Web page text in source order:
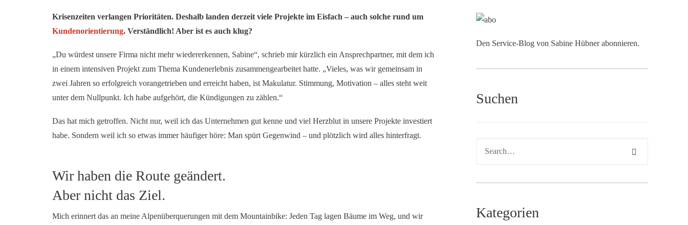
Krisenzeiten verlangen Prioritäten. Deshalb landen derzeit viele Projekte im Eisfach – auch solche rund um
Kundenorientierung. Verständlich! Aber ist es auch klug?
„Du würdest unsere Firma nicht mehr wiedererkennen, Sabine“, schrieb mir kürzlich ein Ansprechpartner, mit dem ich
in einem intensiven Projekt zum Thema Kundenerlebnis zusammengearbeitet hatte. „Vieles, was wir gemeinsam in
zwei Jahren so erfolgreich vorangetrieben und erreicht haben, ist Makulatur. Stimmung, Motivation – alles steht weit
unter dem Nullpunkt. Ich habe aufgehört, die Kündigungen zu zählen.“
Das hat mich getroffen. Nicht nur, weil ich das Unternehmen gut kenne und viel Herzblut in unsere Projekte investiert
habe. Sondern weil ich so etwas immer häufiger höre: Man spürt Gegenwind – und plötzlich wird alles hinterfragt.
Wir haben die Route geändert.
Aber nicht das Ziel.
Mich erinnert das an meine Alpenüberquerungen mit dem Mountainbike: Jeden Tag lagen Bäume im Weg, und wir
Den Service-Blog von Sabine Hübner abonnieren.
Suchen
Kategorien